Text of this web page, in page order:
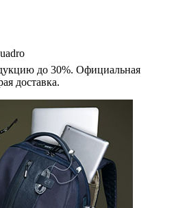
до 30%. Официальная
доставка.